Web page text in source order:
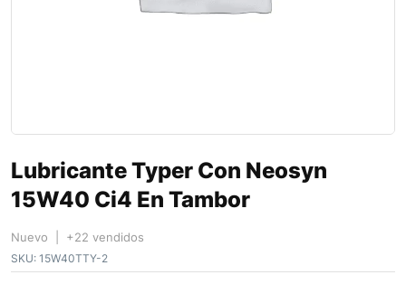
Lubricante Typer Con Neosyn
15W40 Ci4 En Tambor
Nuevo | +22 vendidos
SKU: 15W40TTY-2